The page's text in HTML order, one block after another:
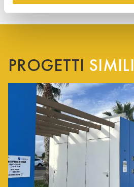
PROGETTI SIMILI